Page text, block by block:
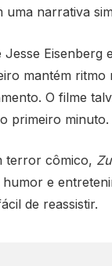
uma narrativa
Jesse Eisenberg
mantém ritmo
O filme
primeiro minuto.
terror cômico,
e
de reassistir.